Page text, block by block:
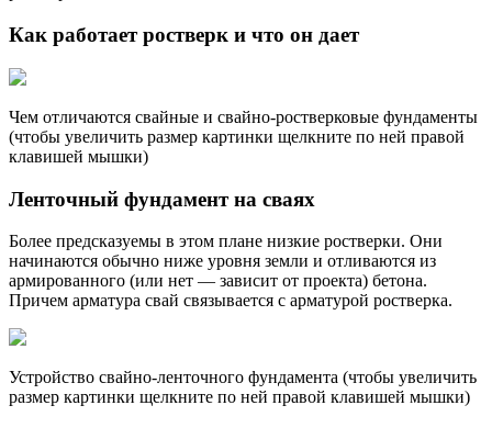
Как работает ростверк и что он дает
Чем отличаются свайные и свайно-ростверковые фундаменты
(чтобы увеличить размер картинки щелкните по ней правой
клавишей мышки)
Ленточный фундамент на сваях
Более предсказуемы в этом плане низкие ростверки. Они
начинаются обычно ниже уровня земли и отливаются из
армированного (или нет — зависит от проекта) бетона.
Причем арматура свай связывается с арматурой ростверка.
Устройство свайно-ленточного фундамента (чтобы увеличить
размер картинки щелкните по ней правой клавишей мышки)